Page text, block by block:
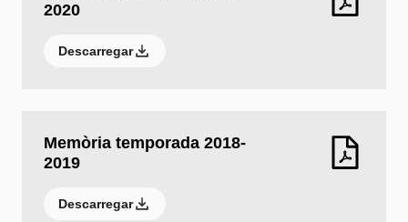
2020
Descarregar
Memòria temporada 2018-
2019
Descarregar